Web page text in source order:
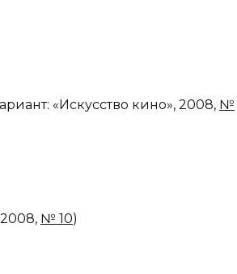
«Искусство кино», 2008, №
№ 10)